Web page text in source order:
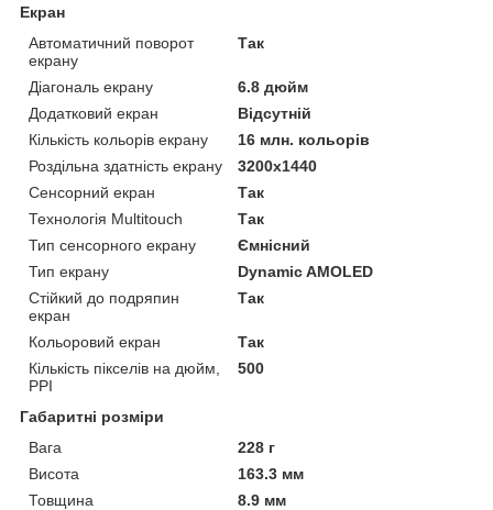
Екран
Автоматичний поворот
екрану
Так
Діагональ екрану
6.8 дюйм
Додатковий екран
Відсутній
Кількість кольорів екрану
16 млн. кольорів
Роздільна здатність екрану
3200x1440
Сенсорний екран
Так
Технологія Multitouch
Так
Тип сенсорного екрану
Ємнісний
Тип екрану
Dynamic AMOLED
Стійкий до подряпин
екран
Так
Кольоровий екран
Так
Кількість пікселів на дюйм,
PPI
500
Габаритні розміри
Вага
228 г
Висота
163.3 мм
Товщина
8.9 мм